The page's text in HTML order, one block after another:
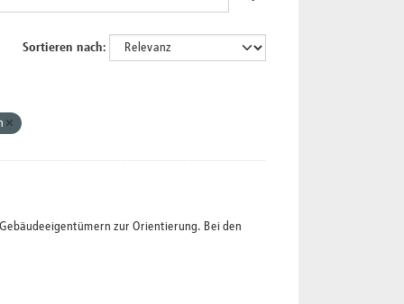
Sortieren nach
zur Orientierung. Bei den